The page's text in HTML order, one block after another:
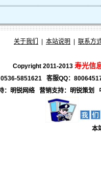
关于我们 本站说明 联系方
Copyright 2011-2013 寿光信
5851621 客服QQ：
：明锐网络 营销支持： 明锐策划
本